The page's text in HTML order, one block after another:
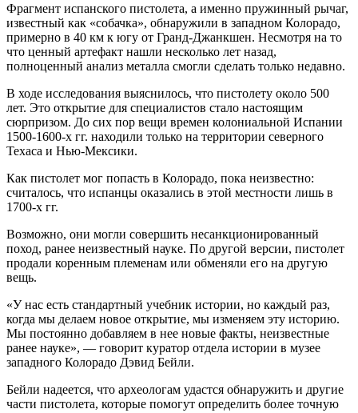
Фрагмент испанского пистолета, а именно пружинный рычаг,
известный как «собачка», обнаружили в западном Колорадо,
примерно в 40 км к югу от Гранд-Джанкшен. Несмотря на то
что ценный артефакт нашли несколько лет назад,
полноценный анализ металла смогли сделать только недавно.
В ходе исследования выяснилось, что пистолету около 500
лет. Это открытие для специалистов стало настоящим
сюрпризом. До сих пор вещи времен колониальной Испании
1500-1600-х гг. находили только на территории северного
Техаса и Нью-Мексики.
Как пистолет мог попасть в Колорадо, пока неизвестно:
считалось, что испанцы оказались в этой местности лишь в
1700-х гг.
Возможно, они могли совершить несанкционированный
поход, ранее неизвестный науке. По другой версии, пистолет
продали коренным племенам или обменяли его на другую
вещь.
«У нас есть стандартный учебник истории, но каждый раз,
когда мы делаем новое открытие, мы изменяем эту историю.
Мы постоянно добавляем в нее новые факты, неизвестные
ранее науке», — говорит куратор отдела истории в музее
западного Колорадо Дэвид Бейли.
Бейли надеется, что археологам удастся обнаружить и другие
части пистолета, которые помогут определить более точную